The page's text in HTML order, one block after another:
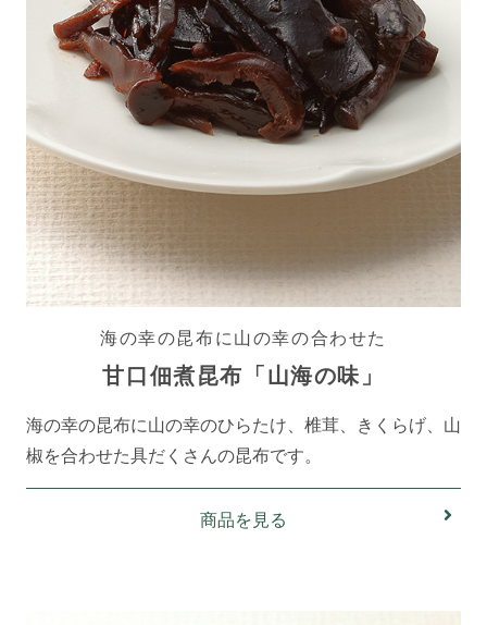
海の幸の昆布に山の幸の合わせた
甘口佃煮昆布「山海の味」
海の幸の昆布に山の幸のひらたけ、椎茸、きくらげ、山
椒を合わせた具だくさんの昆布です。
商品を見る